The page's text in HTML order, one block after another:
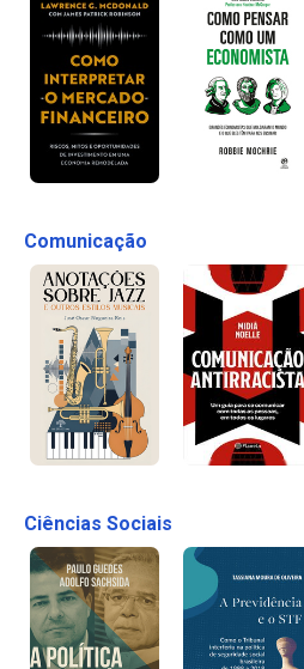
Comunicação
Ciências Sociais